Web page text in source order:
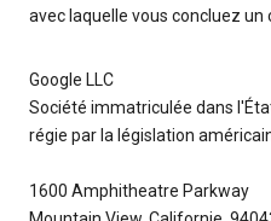
avec laquelle vous concluez un
Google LLC
Société immatriculée dans
régie par la législation
1600 Amphitheatre Parkway